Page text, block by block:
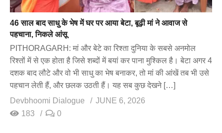
46 साल बाद साधु के भेष में घर पर आया बेटा, बूढ़ी मां ने आवाज से
पहचाना, निकले आंसू
PITHORAGARH: मां और बेटे का रिश्ता दुनिया के सबसे अनमोल
रिश्तों में से एक होता है जिसे शब्दों में बयां कर पाना मुश्किल है। बेटा अगर 4
दशक बाद लौटे और वो भी साधु का भेष बनाकर, तो मां की आंखें तब भी उसे
पहचान लेती हैं, और छलक उठती हैं। यह सब कुछ देखने […]
Devbhoomi Dialogue
JUNE 6, 2026
183
0